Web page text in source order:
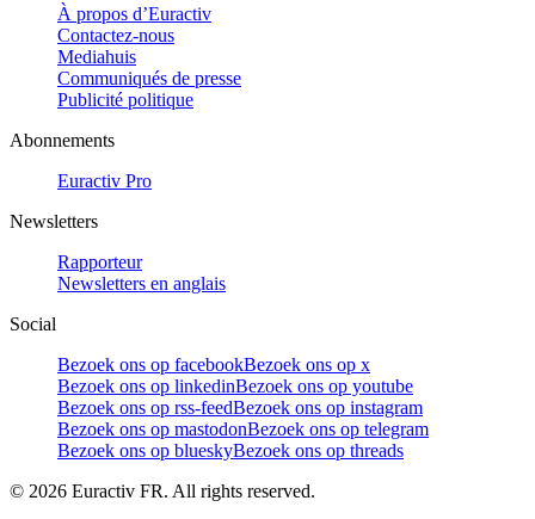
À propos d’Euractiv
Contactez-nous
Mediahuis
Communiqués de presse
Publicité politique
Abonnements
Euractiv Pro
Newsletters
Rapporteur
Newsletters en anglais
Social
Bezoek ons op facebookBezoek ons op x
Bezoek ons op linkedinBezoek ons op youtube
Bezoek ons op rss-feedBezoek ons op instagram
Bezoek ons op mastodonBezoek ons op telegram
Bezoek ons op blueskyBezoek ons op threads
© 2026 Euractiv FR. All rights reserved.